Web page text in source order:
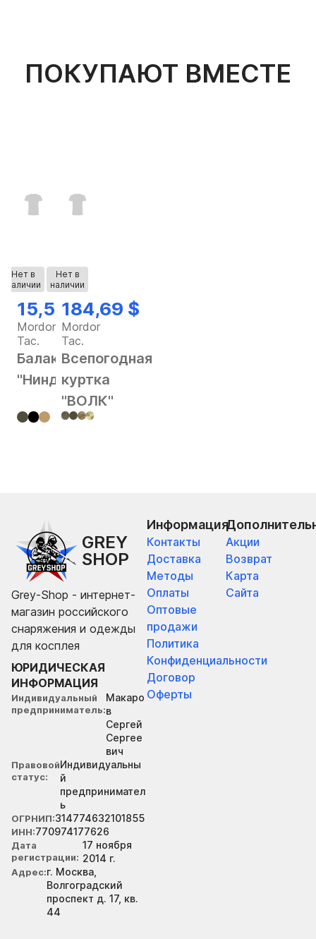
ПОКУПАЮТ ВМЕСТЕ
Нет в
наличии
15,58 $
Mordor
Tac.
Балаклава
"Ниндзя"
Нет в
наличии
184,69 $
Mordor
Tac.
Всепогодная
куртка
"ВОЛК"
GREY
SHOP
Grey-Shop - интернет-
магазин российского
снаряжения и одежды
для косплея
ЮРИДИЧЕСКАЯ
ИНФОРМАЦИЯ
Индивидуальный
предприниматель
Макаро
в
Сергей
Сергее
вич
Правовой
статус
Индивидуальны
й
предпринимател
ь
ОГРНИП 314774632101855
ИНН 770974177626
Дата
регистрации
17 ноября
2014 г.
Адрес г. Москва,
Волгоградский
проспект д. 17, кв.
44
Информация
Контакты
Доставка
Методы
Оплаты
Оптовые
продажи
Политика
Конфиденциальности
Договор
Оферты
Акции
Возврат
Карта
Сайта